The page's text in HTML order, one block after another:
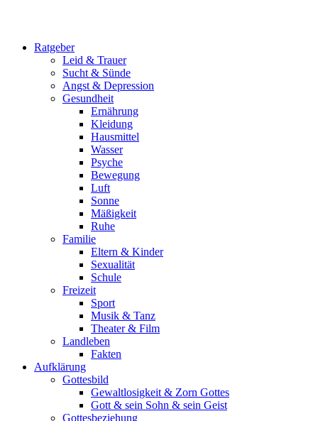
Ratgeber
Leid & Trauer
Sucht & Sünde
Angst & Depression
Gesundheit
Ernährung
Kleidung
Hausmittel
Wasser
Psyche
Bewegung
Luft
Sonne
Mäßigkeit
Ruhe
Familie
Eltern & Kinder
Sexualität
Schule
Freizeit
Sport
Musik & Tanz
Theater & Film
Landleben
Fakten
Aufklärung
Gottesbild
Gewaltlosigkeit & Zorn Gottes
Gott & sein Sohn & sein Geist
Gottesbeziehung